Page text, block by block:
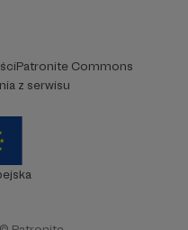
Patronite Commons
z serwisu